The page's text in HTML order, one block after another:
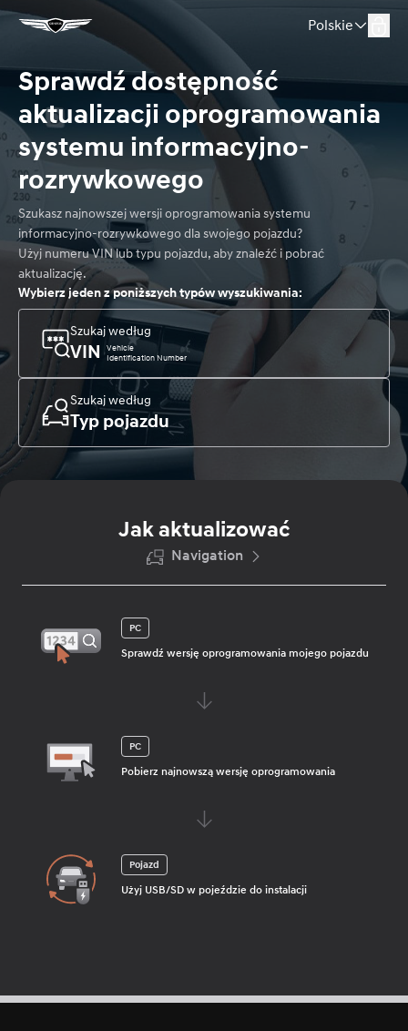
Polskie
Sprawdź dostępność
aktualizacji oprogramowania
systemu informacyjno-
rozrywkowego
Szukasz najnowszej wersji oprogramowania systemu
informacyjno-rozrywkowego dla swojego pojazdu?
Użyj numeru VIN lub typu pojazdu, aby znaleźć i pobrać
aktualizację.
Wybierz jeden z poniższych typów wyszukiwania:
Szukaj według
VIN
Vehicle
Identification Number
Szukaj według
Typ pojazdu
Jak aktualizować
Navigation
PC
Sprawdź wersję oprogramowania mojego pojazdu
PC
Pobierz najnowszą wersję oprogramowania
Pojazd
Użyj USB/SD w pojeździe do instalacji